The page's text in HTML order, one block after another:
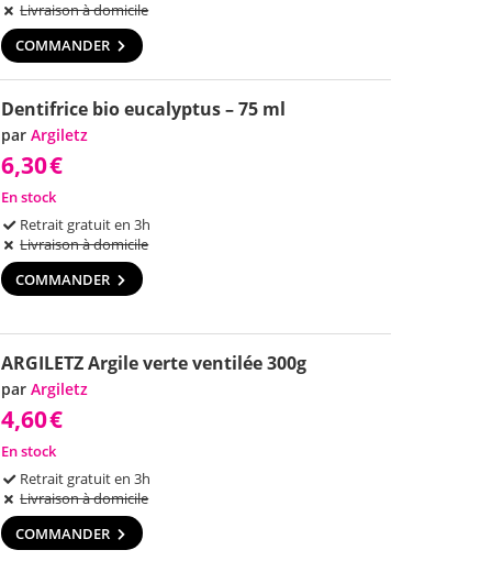
Livraison à domicile
COMMANDER
Dentifrice bio eucalyptus – 75 ml
par Argiletz
6,30€
En stock
Retrait gratuit en 3h
Livraison à domicile
COMMANDER
ARGILETZ Argile verte ventilée 300g
par Argiletz
4,60€
En stock
Retrait gratuit en 3h
Livraison à domicile
COMMANDER